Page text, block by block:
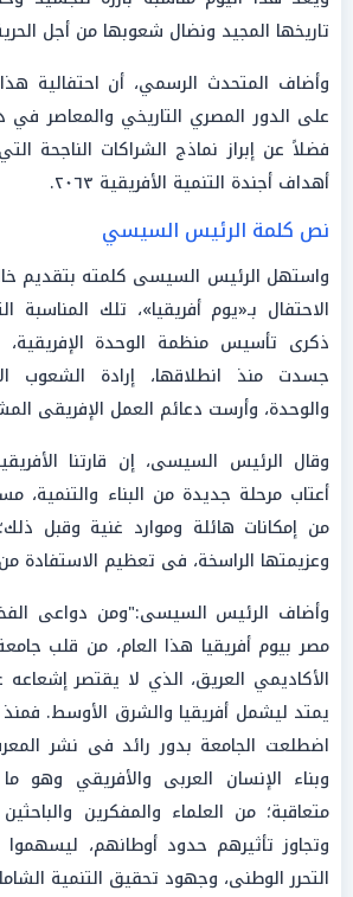
تاريخها المجيد ونضال شعوبها من أجل
وأضاف المتحدث الرسمي، أن احتفالية
على الدور المصري التاريخي والمعاصر في
فضلاً عن إبراز نماذج الشراكات
أهداف أجندة التنمية الأفريقية ٢٠٦٣.
نص كلمة الرئيس السيسي
واستهل الرئيس السيسى كلمته بتقديم
الاحتفال بـ«يوم أفريقيا»، تلك المناسبة
ذكرى تأسيس منظمة الوحدة
جسدت منذ انطلاقها، إرادة الشعوب
والوحدة، وأرست دعائم العمل الإفريقى
وقال الرئيس السيسى، إن قارتنا
أعتاب مرحلة جديدة من البناء والتنمية،
من إمكانات هائلة وموارد غنية وقبل
وعزيمتها الراسخة، فى تعظيم الاستفادة
وأضاف الرئيس السيسى:"ومن دواعى
مصر بيوم أفريقيا هذا العام، من قلب
الأكاديمي العريق، الذي لا يقتصر
اضطلعت الجامعة بدور رائد فى نشر
وبناء الإنسان العربى والأفريقي وهو
متعاقبة؛ من العلماء والمفكرين
وتجاوز تأثيرهم حدود أوطانهم،
التحرر الوطنى، وجهود تحقيق التنمية